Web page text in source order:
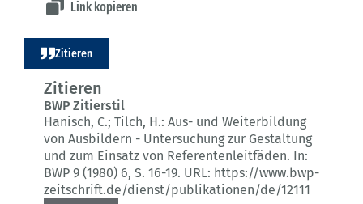
Link kopieren
Zitieren
Zitieren
BWP Zitierstil
Hanisch, C.; Tilch, H.: Aus- und Weiterbildung
von Ausbildern - Untersuchung zur Gestaltung
und zum Einsatz von Referentenleitfäden. In:
BWP 9 (1980) 6, S. 16-19. URL: https://www.bwp-
zeitschrift.de/dienst/publikationen/de/12111